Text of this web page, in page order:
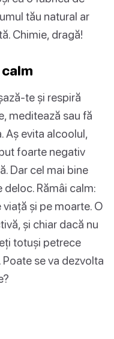
tău natural ar
Chimie, dragă!
te și respiră
meditează sau fă
Aș evita alcoolul,
foarte negativ
Dar cel mai bine
deloc. Rămâi calm:
și pe moarte. O
și chiar dacă nu
totuși petrece
se va dezvolta